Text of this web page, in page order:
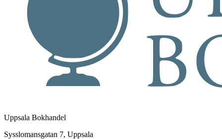
Uppsala Bokhandel
Sysslomansgatan 7, Uppsala